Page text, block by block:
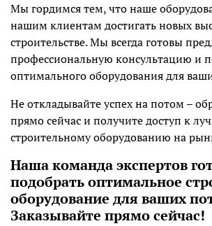
Мы гордимся тем, что наше
нашим клиентам достигать новых
строительстве. Мы всегда готовы
профессиональную консультацию и
оптимального оборудования для
Не откладывайте успех на потом –
прямо сейчас и получите доступ к
строительному оборудованию на
Наша команда экспертов
подобрать оптимальное
оборудование для ваших
Заказывайте прямо сейчас!